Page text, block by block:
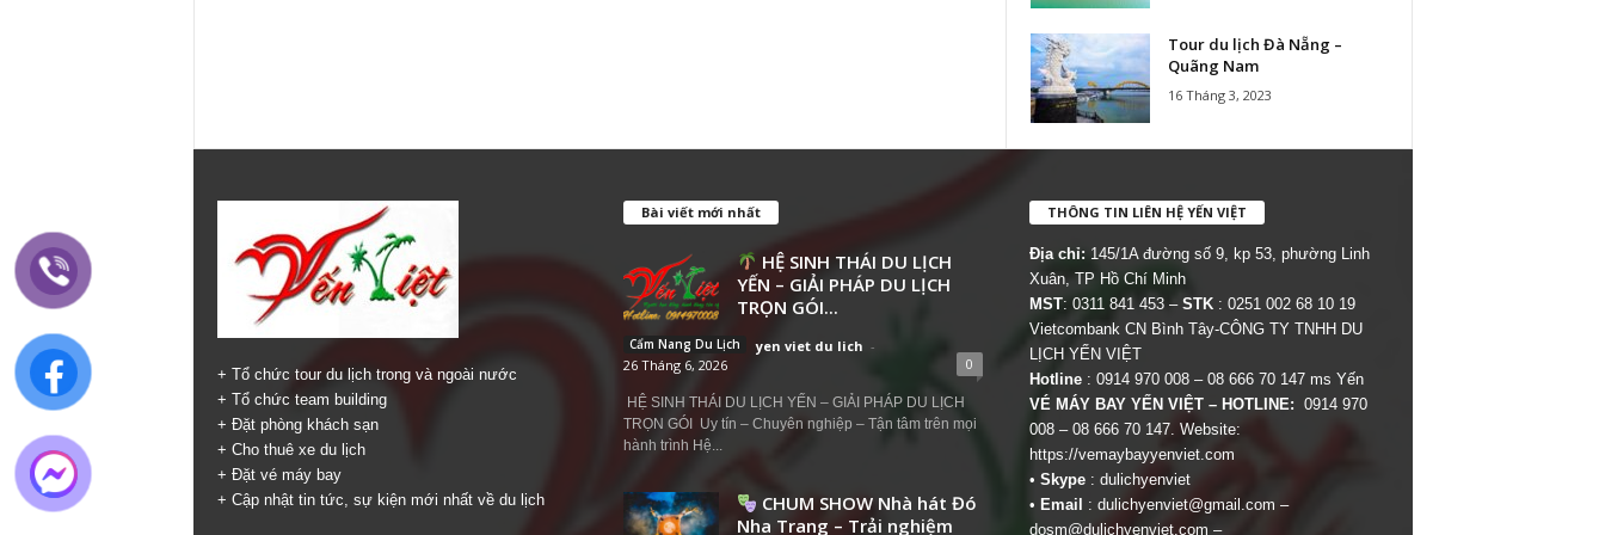
Tour du lịch Đà Nẵng –
Quãng Nam
16 Tháng 3, 2023
+ Tổ chức tour du lịch trong và ngoài nước
+ Tổ chức team building
+ Đặt phòng khách sạn
+ Cho thuê xe du lịch
+ Đặt vé máy bay
+ Cập nhật tin tức, sự kiện mới nhất về du lịch
Bài viết mới nhất
HỆ SINH THÁI DU LỊCH
YẾN – GIẢI PHÁP DU LỊCH
TRỌN GÓI...
Cẩm Nang Du Lịch yen viet du lich -
26 Tháng 6, 2026
0
HỆ SINH THÁI DU LỊCH YẾN – GIẢI PHÁP DU LỊCH
TRỌN GÓI Uy tín – Chuyên nghiệp – Tận tâm trên mọi
hành trình Hệ...
CHUM SHOW Nhà hát Đó
Nha Trang – Trải nghiệm
THÔNG TIN LIÊN HỆ YẾN VIỆT
Địa chỉ: 145/1A đường số 9, kp 53, phường Linh
Xuân, TP Hồ Chí Minh
MST: 0311 841 453 – STK: 0251 002 68 10 19
Vietcombank CN Bình Tây-CÔNG TY TNHH DU
LỊCH YẾN VIỆT
Hotline : 0914 970 008 – 08 666 70 147 ms Yến
VÉ MÁY BAY YẾN VIỆT – HOTLINE: 0914 970
008 – 08 666 70 147. Website:
https://vemaybayyenviet.com
• Skype: dulichyenviet
• Email : dulichyenviet@gmail.com –
dosm@dulichyenviet.com –